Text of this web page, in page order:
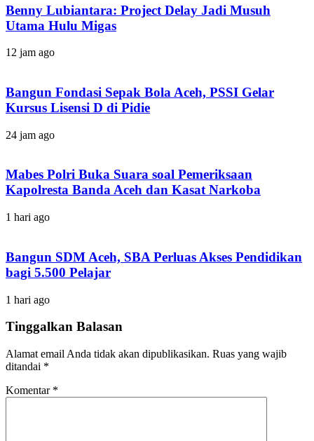
Benny Lubiantara: Project Delay Jadi Musuh
Utama Hulu Migas
12 jam ago
Bangun Fondasi Sepak Bola Aceh, PSSI Gelar
Kursus Lisensi D di Pidie
24 jam ago
Mabes Polri Buka Suara soal Pemeriksaan
Kapolresta Banda Aceh dan Kasat Narkoba
1 hari ago
Bangun SDM Aceh, SBA Perluas Akses Pendidikan
bagi 5.500 Pelajar
1 hari ago
Tinggalkan Balasan
Alamat email Anda tidak akan dipublikasikan. Ruas yang wajib
ditandai *
Komentar *